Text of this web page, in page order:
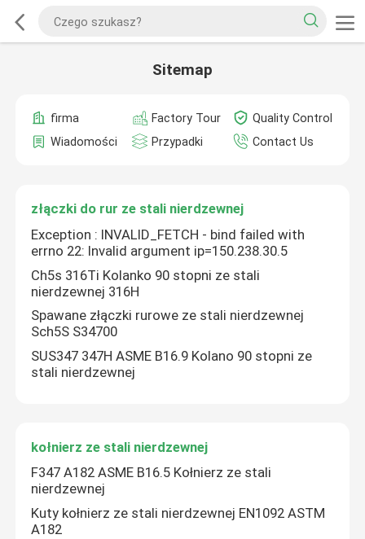
Sitemap
firma Factory Tour
Quality Control
Wiadomości
Przypadki Contact Us
złączki do rur ze stali nierdzewnej
Exception : INVALID_FETCH - bind failed with
errno 22: Invalid argument ip=150.238.30.5
Ch5s 316Ti Kolanko 90 stopni ze stali
nierdzewnej 316H
Spawane złączki rurowe ze stali nierdzewnej
Sch5S S34700
SUS347 347H ASME B16.9 Kolano 90 stopni ze
stali nierdzewnej
kołnierz ze stali nierdzewnej
F347 A182 ASME B16.5 Kołnierz ze stali
nierdzewnej
Kuty kołnierz ze stali nierdzewnej EN1092 ASTM
A182